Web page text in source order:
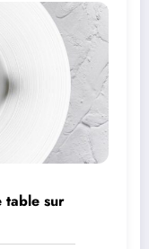
table sur